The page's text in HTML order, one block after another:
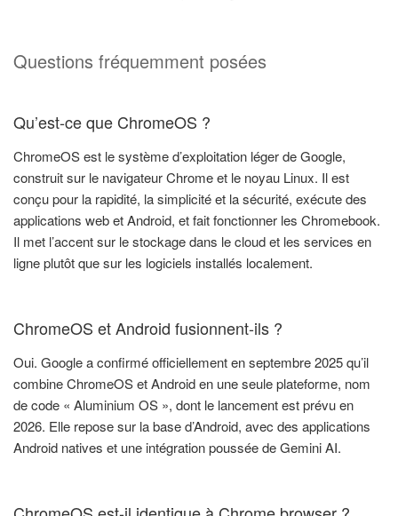
Questions fréquemment posées
Qu’est-ce que ChromeOS ?
ChromeOS est le système d’exploitation léger de Google,
construit sur le navigateur Chrome et le noyau Linux. Il est
conçu pour la rapidité, la simplicité et la sécurité, exécute des
applications web et Android, et fait fonctionner les Chromebook.
Il met l’accent sur le stockage dans le cloud et les services en
ligne plutôt que sur les logiciels installés localement.
ChromeOS et Android fusionnent-ils ?
Oui. Google a confirmé officiellement en septembre 2025 qu’il
combine ChromeOS et Android en une seule plateforme, nom
de code « Aluminium OS », dont le lancement est prévu en
2026. Elle repose sur la base d’Android, avec des applications
Android natives et une intégration poussée de Gemini AI.